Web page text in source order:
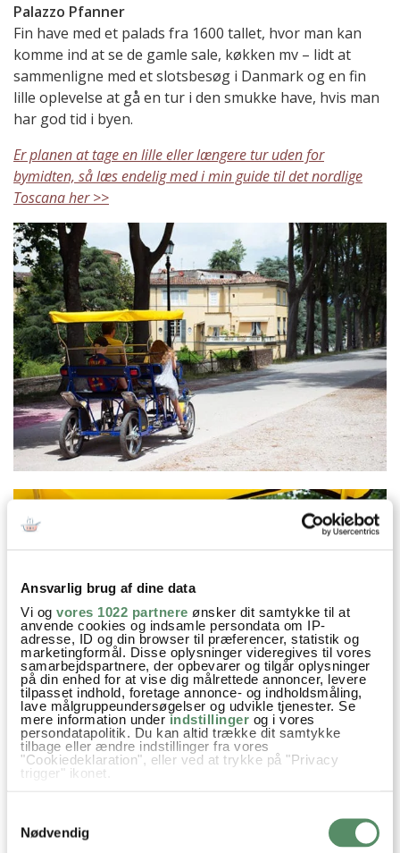
Ansvarlig brug af dine data
Vi og vores 1022 partnere ønsker dit samtykke til at
anvende cookies og indsamle persondata om IP-
adresse, ID og din browser til præferencer, statistik og
marketingformål. Disse oplysninger videregives til vores
samarbejdspartnere, der opbevarer og tilgår oplysninger
på din enhed for at vise dig målrettede annoncer, levere
tilpasset indhold, foretage annonce- og indholdsmåling,
lave målgruppeundersøgelser og udvikle tjenester. Se
mere information under indstillinger og i vores
persondatapolitik. Du kan altid trække dit samtykke
tilbage eller ændre indstillinger fra vores
"Cookiedeklaration", eller ved at trykke på "Privacy
trigger" ikonet.
Indsamle præcise oplysninger om din placering,
der kan være nøjagtig inden for få meter
Identificere din enhed baseret på en scanning af
Nødvendig
Palazzo Pfanner
Fin have med et palads fra 1600 tallet, hvor man kan
komme ind at se de gamle sale, køkken mv – lidt at
sammenligne med et slotsbesøg i Danmark og en fin
lille oplevelse at gå en tur i den smukke have, hvis man
har god tid i byen.
Er planen at tage en lille eller længere tur uden for
bymidten, så læs endelig med i min guide til det nordlige
Toscana her >>